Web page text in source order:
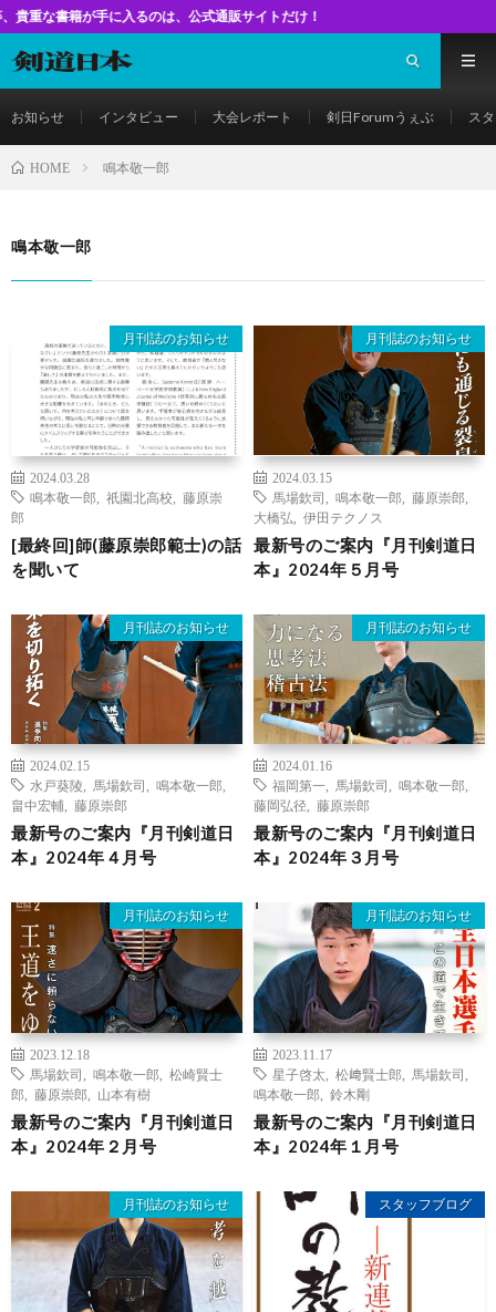
に入るのは、公式通販サイトだけ！
お知らせ インタビュー 大会レポート 剣日Forumうぇぶ ス
HOME 鳴本敬一郎
鳴本敬一郎
月刊誌のお知らせ
2024.03.28
鳴本敬一郎
祇園北高校
藤原崇
郎
[最終回]師(藤原崇郎範士)の話
を聞いて
月刊誌のお知らせ
2024.03.15
馬場欽司
鳴本敬一郎 藤原崇郎
大橋弘
伊田テクノス
最新号のご案内『月刊剣道日
本』2024年５月号
月刊誌のお知らせ
2024.02.15
水戸葵陵
馬場欽司 鳴本敬一郎
畠中宏輔
藤原崇郎
最新号のご案内『月刊剣道日
本』2024年４月号
月刊誌のお知らせ
2024.01.16
福岡第一
馬場欽司 鳴本敬一郎
藤岡弘径
藤原崇郎
最新号のご案内『月刊剣道日
本』2024年３月号
月刊誌のお知らせ
2023.12.18
馬場欽司
鳴本敬一郎
松崎賢士
郎
藤原崇郎 山本有樹
最新号のご案内『月刊剣道日
本』2024年２月号
月刊誌のお知らせ
2023.11.17
星子啓太
松﨑賢士郎 馬場欽司
鳴本敬一郎
鈴木剛
最新号のご案内『月刊剣道日
本』2024年１月号
月刊誌のお知らせ スタッフブログ